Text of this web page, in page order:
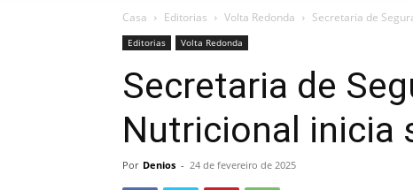
Casa Editorias Volta Redonda Secretaria de
Editorias Volta Redonda
Secretaria de
Nutricional inicia
Por Denios - 24 de fevereiro de 2025